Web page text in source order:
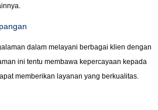
dalam melayani berbagai klien dengan
ini tentu membawa kepercayaan kepada
memberikan layanan yang berkualitas.